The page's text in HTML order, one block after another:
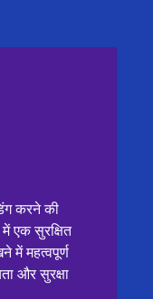
करने की
एक सुरक्षित
में महत्वपूर्ण
और सुरक्षा